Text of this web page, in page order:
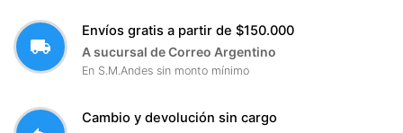
local_shipping
Envíos gratis a partir de $150.000
A sucursal de Correo Argentino
En S.M.Andes sin monto mínimo
Cambio y devolución sin cargo